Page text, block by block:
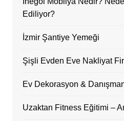
Ediliyor?
İzmir Şantiye Yemeği
Şişli Evden Eve Nakliyat
Ev Dekorasyon &
Uzaktan Fitness Eğitimi –